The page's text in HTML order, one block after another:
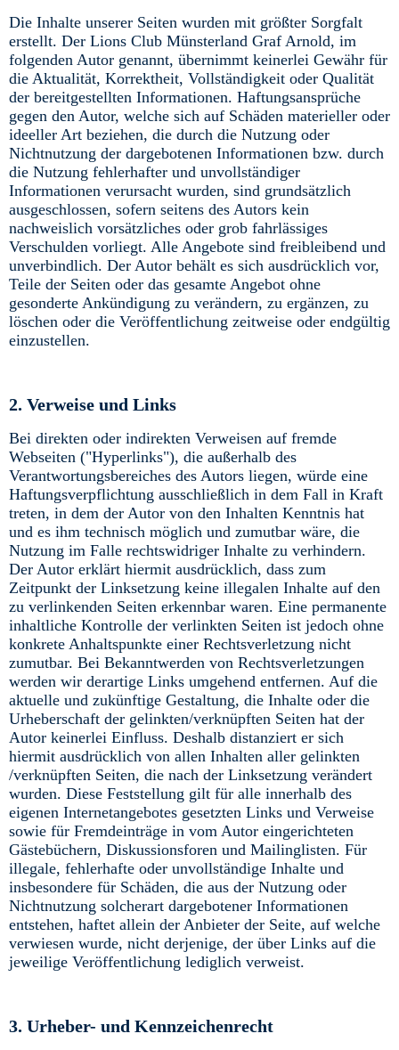
Die Inhalte unserer Seiten wurden mit größter Sorgfalt
erstellt. Der Lions Club Münsterland Graf Arnold, im
folgenden Autor genannt, übernimmt keinerlei Gewähr für
die Aktualität, Korrektheit, Vollständigkeit oder Qualität
der bereitgestellten Informationen. Haftungsansprüche
gegen den Autor, welche sich auf Schäden materieller oder
ideeller Art beziehen, die durch die Nutzung oder
Nichtnutzung der dargebotenen Informationen bzw. durch
die Nutzung fehlerhafter und unvollständiger
Informationen verursacht wurden, sind grundsätzlich
ausgeschlossen, sofern seitens des Autors kein
nachweislich vorsätzliches oder grob fahrlässiges
Verschulden vorliegt. Alle Angebote sind freibleibend und
unverbindlich. Der Autor behält es sich ausdrücklich vor,
Teile der Seiten oder das gesamte Angebot ohne
gesonderte Ankündigung zu verändern, zu ergänzen, zu
löschen oder die Veröffentlichung zeitweise oder endgültig
einzustellen.
2. Verweise und Links
Bei direkten oder indirekten Verweisen auf fremde
Webseiten ("Hyperlinks"), die außerhalb des
Verantwortungsbereiches des Autors liegen, würde eine
Haftungsverpflichtung ausschließlich in dem Fall in Kraft
treten, in dem der Autor von den Inhalten Kenntnis hat
und es ihm technisch möglich und zumutbar wäre, die
Nutzung im Falle rechtswidriger Inhalte zu verhindern.
Der Autor erklärt hiermit ausdrücklich, dass zum
Zeitpunkt der Linksetzung keine illegalen Inhalte auf den
zu verlinkenden Seiten erkennbar waren. Eine permanente
inhaltliche Kontrolle der verlinkten Seiten ist jedoch ohne
konkrete Anhaltspunkte einer Rechtsverletzung nicht
zumutbar. Bei Bekanntwerden von Rechtsverletzungen
werden wir derartige Links umgehend entfernen. Auf die
aktuelle und zukünftige Gestaltung, die Inhalte oder die
Urheberschaft der gelinkten/verknüpften Seiten hat der
Autor keinerlei Einfluss. Deshalb distanziert er sich
hiermit ausdrücklich von allen Inhalten aller gelinkten
/verknüpften Seiten, die nach der Linksetzung verändert
wurden. Diese Feststellung gilt für alle innerhalb des
eigenen Internetangebotes gesetzten Links und Verweise
sowie für Fremdeinträge in vom Autor eingerichteten
Gästebüchern, Diskussionsforen und Mailinglisten. Für
illegale, fehlerhafte oder unvollständige Inhalte und
insbesondere für Schäden, die aus der Nutzung oder
Nichtnutzung solcherart dargebotener Informationen
entstehen, haftet allein der Anbieter der Seite, auf welche
verwiesen wurde, nicht derjenige, der über Links auf die
jeweilige Veröffentlichung lediglich verweist.
3. Urheber- und Kennzeichenrecht